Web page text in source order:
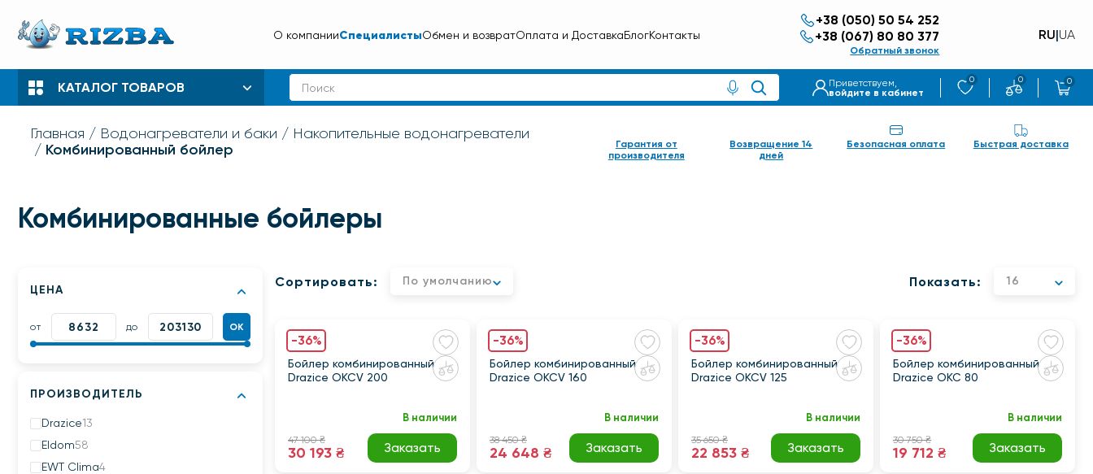
О компанииСпециалистыОбмен и возвратОплата и ДоставкаБлогКонтакты
+38 (050) 50 54 252
+38 (067) 80 80 377
Обратный звонок
RU|UA
КАТАЛОГ ТОВАРОВ
Приветствуем,
войдите в кабинет
0 0 0
Главная Водонагреватели и баки Накопительные водонагреватели
Комбинированный бойлер
Гарантия от
производителя
Возвращение 14
дней
Безопасная оплата Быстрая доставка
Комбинированные бойлеры
ЦЕНА
от до ОК
ПРОИЗВОДИТЕЛЬ
Drazice13
Eldom58
EWT Clima4
Сортировать: По умолчанию Показать: 16
-36%
Бойлер комбинированный
Drazice OKCV 200
В наличии
47 100 ₴
30 193 ₴ Заказать
-36%
Бойлер комбинированный
Drazice OKCV 160
В наличии
38 450 ₴
24 648 ₴ Заказать
-36%
Бойлер комбинированный
Drazice OKCV 125
В наличии
35 650 ₴
22 853 ₴ Заказать
-36%
Бойлер комбинированный
Drazice OKC 80
В наличии
30 750 ₴
19 712 ₴ Заказать